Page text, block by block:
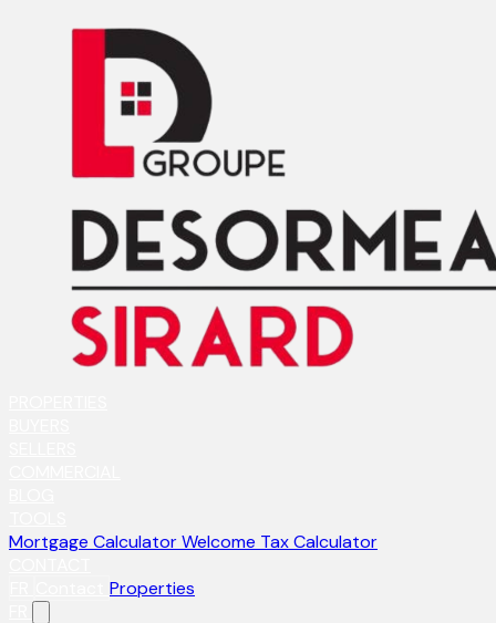
Mortgage CalculatorWelcome Tax Calculator
Properties